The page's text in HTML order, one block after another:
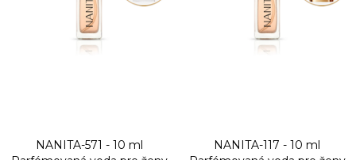
NANITA-571 - 10 ml
NANITA-117 - 10 ml